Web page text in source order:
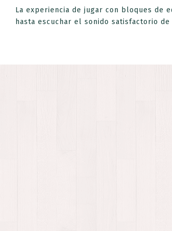
La experiencia de jugar con bloques de
hasta escuchar el sonido satisfactorio